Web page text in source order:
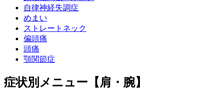
自律神経失調症
めまい
ストレートネック
偏頭痛
頭痛
顎関節症
症状別メニュー【肩・腕】